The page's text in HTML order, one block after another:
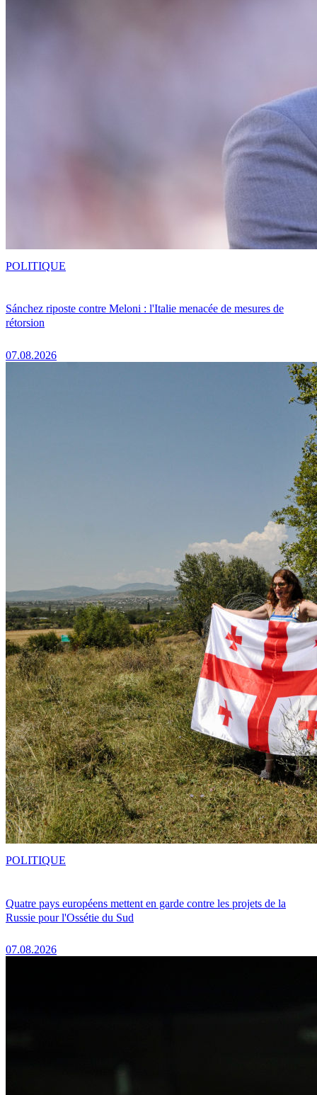
Sánchez riposte contre Meloni : l'Italie menacée de mesures de
rétorsion
07.08.2026
POLITIQUE
Quatre pays européens mettent en garde contre les projets de la
Russie pour l'Ossétie du Sud
07.08.2026
POLITIQUE